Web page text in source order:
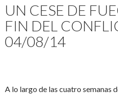
UN CESE DE
FIN DEL
04/08/14
A lo largo de las cuatro semanas